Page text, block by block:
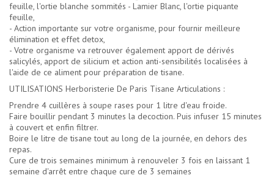
feuille, l'ortie blanche sommités - Lamier Blanc, l'ortie piquante
feuille,
- Action importante sur votre organisme, pour fournir meilleure
élimination et effet detox,
- Votre organisme va retrouver également apport de dérivés
salicylés, apport de silicium et action anti-sensibilités localisées à
l'aide de ce aliment pour préparation de tisane.
UTILISATIONS Herboristerie De Paris Tisane Articulations :
Prendre 4 cuillères à soupe rases pour 1 litre d'eau froide.
Faire bouillir pendant 3 minutes la decoction. Puis infuser 15 minutes
à couvert et enfin filtrer.
Boire le litre de tisane tout au long de la journée, en dehors des
repas.
Cure de trois semaines minimum à renouveler 3 fois en laissant 1
semaine d'arrêt entre chaque cure de 3 semaines